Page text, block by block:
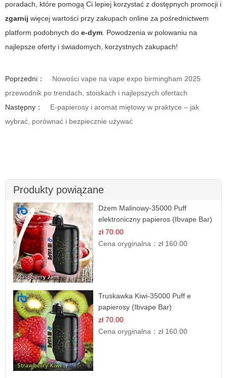
poradach, które pomogą Ci lepiej korzystać z dostępnych promocji i
zgarnij więcej wartości przy zakupach online za pośrednictwem
platform podobnych do e-dym . Powodzenia w polowaniu na
najlepsze oferty i świadomych, korzystnych zakupach!
Poprzedni：
Nowości vape na vape expo birmingham 2025
przewodnik po trendach, stoiskach i najlepszych ofertach
Następny：
E-papierosy i aromat miętowy w praktyce – jak
wybrać, porównać i bezpiecznie używać
Produkty powiązane
Dżem Malinowy-35000 Puff
elektroniczny papieros (Ibvape Bar)
zł 70.00
Cena oryginalna：zł 160.00
Truskawka Kiwi-35000 Puff e
papierosy (Ibvape Bar)
zł 70.00
Cena oryginalna：zł 160.00